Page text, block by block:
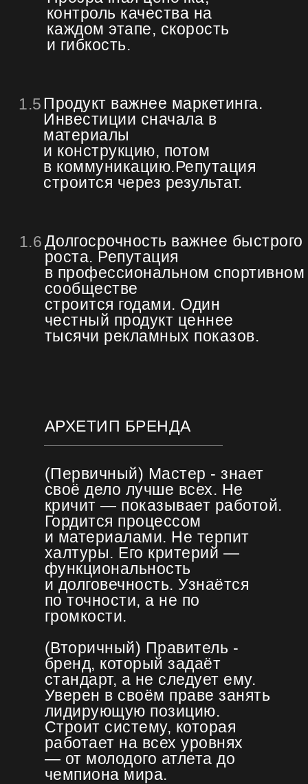
АРХЕТИП БРЕНДА
(Первичный) Мастер - знает
своё дело лучше всех. Не
кричит — показывает работой.
Гордится процессом
и материалами. Не терпит
халтуры. Его критерий —
функциональность
и долговечность. Узнаётся
по точности, а не по
громкости.
(Вторичный) Правитель -
бренд, который задаёт
стандарт, а не следует ему.
Уверен в своём праве занять
лидирующую позицию.
Строит систему, которая
работает на всех уровнях
— от молодого атлета до
чемпиона мира.
контроль качества на
каждом этапе, скорость
и гибкость.
Продукт важнее маркетинга.
Инвестиции сначала в
материалы
и конструкцию, потом
в коммуникацию.Репутация
строится через результат.
1.5
Долгосрочность важнее быстрого
роста. Репутация
в профессиональном спортивном
сообществе
строится годами. Один
честный продукт ценнее
тысячи рекламных показов.
1.6